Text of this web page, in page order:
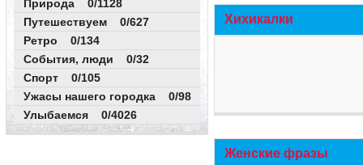
Природа 0/1128
Путешествуем 0/627
Ретро 0/134
События, люди 0/32
Спорт 0/105
Ужасы нашего городка 0/98
Улыбаемся 0/4026
Хихикалки
Женские фразы